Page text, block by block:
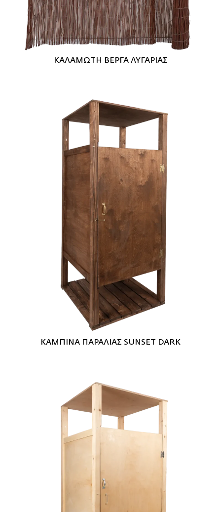
ΚΑΛΑΜΩΤΗ ΒΕΡΓΑ ΛΥΓΑΡΙΑΣ
ΚΑΜΠΙΝΑ ΠΑΡΑΛΙΑΣ SUNSET DARK